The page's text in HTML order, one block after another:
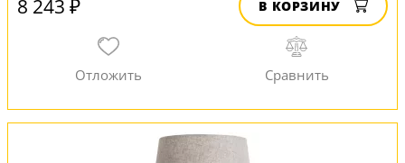
8 243 ₽ В КОРЗИНУ